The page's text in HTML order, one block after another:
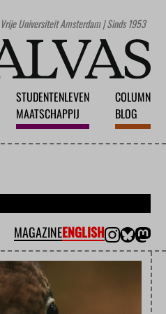
Universiteit Amsterdam | Sinds 1953
STUDENTENLEVEN
MAATSCHAPPIJ
COLUMN
BLOG
MAGAZINEENGLISH